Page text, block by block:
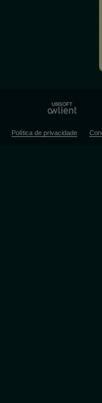
Política de privacidade